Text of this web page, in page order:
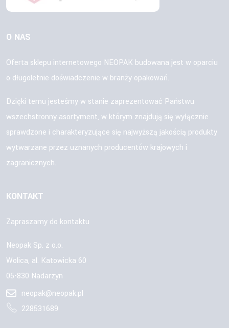
O NAS
Oferta sklepu internetowego NEOPAK budowana jest w oparciu
o długoletnie doświadczenie w branży opakowań.
Dzięki temu jesteśmy w stanie zaprezentować Państwu
wszechstronny asortyment, w którym znajdują się wyłącznie
sprawdzone i charakteryzujące się najwyższą jakością produkty
wytwarzane przez uznanych producentów krajowych i
zagranicznych.
KONTAKT
Zapraszamy do kontaktu
Neopak Sp. z o.o.
Wolica, al. Katowicka 60
05-830 Nadarzyn
neopak@neopak.pl
228531689